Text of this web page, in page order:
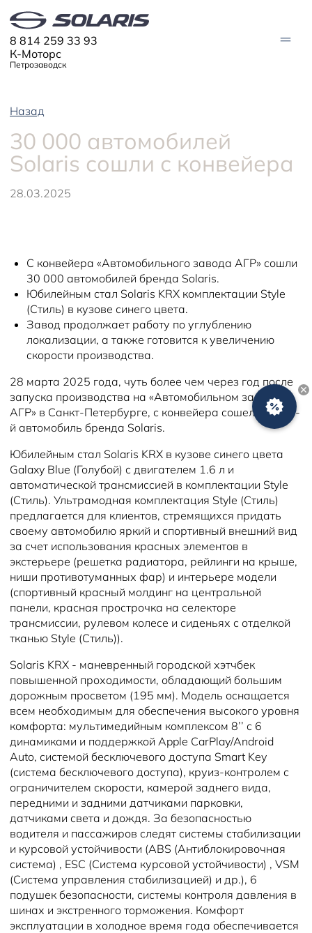
К-Моторс
Петрозаводск
8 814 259 33 93
МОДЕЛИ
Solaris HC
Оригинальные аксессуары
Тест-драйв
Solaris Страхование
Solaris Забота
Плати частями
Запасные части
Запись на сервис
Гарантия
Руководства
Помощь на дорогах
О ДИЛЕРЕ
Контакты
Информация о дилере
Новости
Назад
30 000 автомобилей
Solaris сошли с конвейера
28.03.2025
С конвейера «Автомобильного завода АГР» сошли
30 000 автомобилей бренда Solaris.
Юбилейным стал Solaris KRX комплектации Style
(Стиль) в кузове синего цвета.
Завод продолжает работу по углублению
локализации, а также готовится к увеличению
скорости производства.
28 марта 2025 года, чуть более чем через год после
запуска производства на «Автомобильном заводе
АГР» в Санкт-Петербурге, с конвейера сошел 30 000-
й автомобиль бренда Solaris.
Юбилейным стал Solaris KRX в кузове синего цвета
Galaxy Blue (Голубой) с двигателем 1.6 л и
автоматической трансмиссией в комплектации Style
(Стиль). Ультрамодная комплектация Style (Стиль)
предлагается для клиентов, стремящихся придать
своему автомобилю яркий и спортивный внешний вид
за счет использования красных элементов в
экстерьере (решетка радиатора, рейлинги на крыше,
ниши противотуманных фар) и интерьере модели
(спортивный красный молдинг на центральной
панели, красная прострочка на селекторе
трансмиссии, рулевом колесе и сиденьях с отделкой
тканью Style (Стиль)).
Solaris KRX - маневренный городской хэтчбек
повышенной проходимости, обладающий большим
дорожным просветом (195 мм). Модель оснащается
всем необходимым для обеспечения высокого уровня
комфорта: мультимедийным комплексом 8’’ с 6
динамиками и поддержкой Apple CarPlay/Android
Auto, системой бесключевого доступа Smart Key
(система бесключевого доступа), круиз-контролем с
ограничителем скорости, камерой заднего вида,
передними и задними датчиками парковки,
датчиками света и дождя. За безопасностью
водителя и пассажиров следят системы стабилизации
и курсовой устойчивости (ABS (Антиблокировочная
система) , ESC (Система курсовой устойчивости) , VSM
(Система управления стабилизацией) и др.), 6
подушек безопасности, системы контроля давления в
шинах и экстренного торможения. Комфорт
эксплуатации в холодное время года обеспечивается